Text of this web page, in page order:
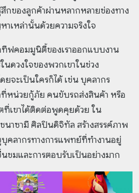
กของลูกค้าผ่านหลากหลายช่องทาง
าเหล่านั้นด้วยความจริงใจ
ทีฟคอมมูนิตี้ของเราออกแบบงาน
ดวงใจของพวกเขาในช่วง
ยจะเป็นใครก็ได้ เช่น บุคลากร
ที่หน่วยกู้ภัย คนขับรถส่งสินค้า หรือ
ที่เขาได้ติดต่อพูดคุยด้วย ใน
ชนาซามี ศิลปินดิจิทัล สร้างสรรค์ภาพ
บุคลากรทางการแพทย์ที่ทำงานอยู่
ชมและการตอบรับเป็นอย่างมาก